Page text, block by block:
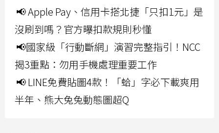
📢 Apple Pay、信用卡搭北捷「只扣1元」是
沒刷到嗎？官方曝扣款規則秒懂
📢國家級「行動斷網」演習完整指引！NCC
揭3重點：勿用手機處理重要工作
📢 LINE免費貼圖4款！「蛤」字必下載爽用
半年、熊大兔兔動態圖超Q